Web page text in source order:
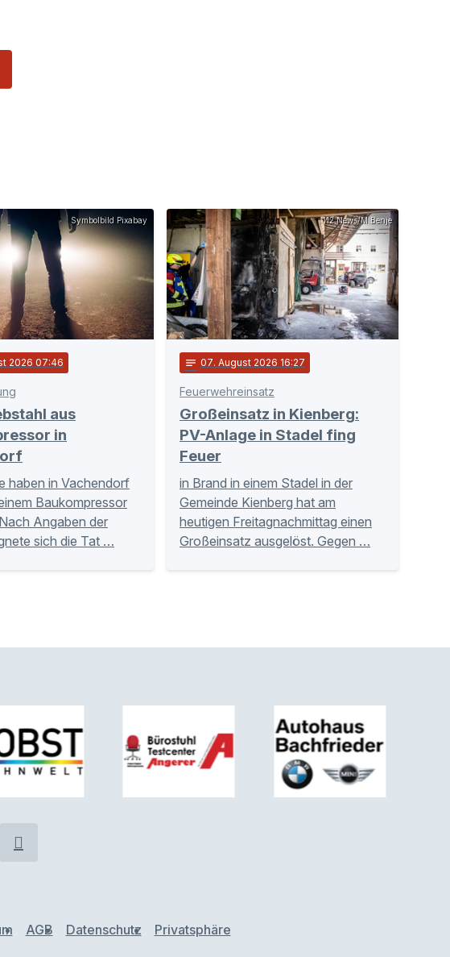
Symbolbild Pixabay
2026 07:46
aus
in
haben in Vachendorf
Baukompressor
Angaben der
sich die Tat …
112 News/M.Benje
notes 07. August 2026 16:27
Feuerwehreinsatz
Großeinsatz in Kienberg:
PV-Anlage in Stadel fing
Feuer
in Brand in einem Stadel in der
Gemeinde Kienberg hat am
heutigen Freitagnachmittag einen
Großeinsatz ausgelöst. Gegen …
AGB Datenschutz Privatsphäre